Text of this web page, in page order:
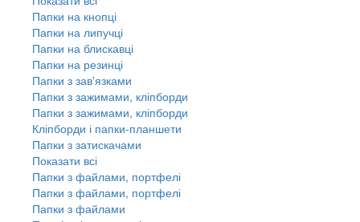
Папки на кнопці
Папки на липучці
Папки на блискавці
Папки на резинці
Папки з зав'язками
Папки з зажимами, кліпборди
Папки з зажимами, кліпборди
Кліпборди і папки-планшети
Папки з затискачами
Показати всі
Папки з файлами, портфелі
Папки з файлами, портфелі
Папки з файлами